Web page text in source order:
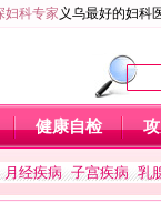
妇科专家 义乌最好的妇科
健康自检
月经疾病 子宫疾病 乳